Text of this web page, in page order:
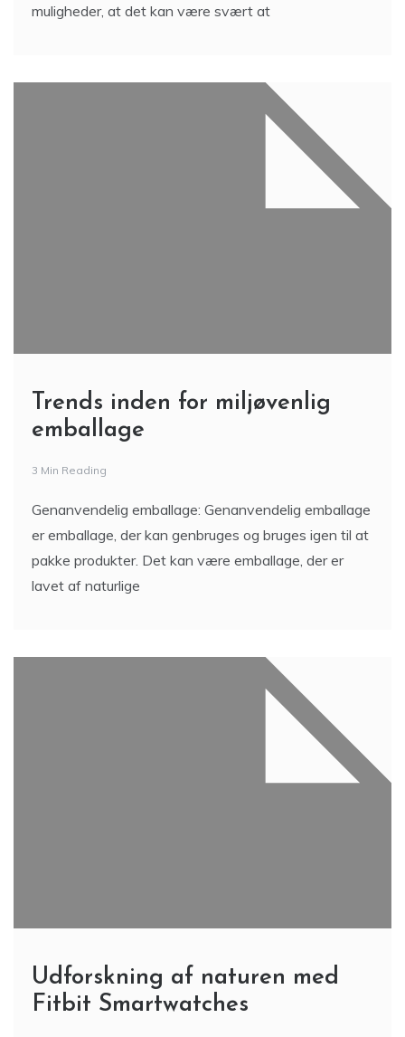
muligheder, at det kan være svært at
Trends inden for miljøvenlig
emballage
3 Min Reading
Genanvendelig emballage: Genanvendelig emballage
er emballage, der kan genbruges og bruges igen til at
pakke produkter. Det kan være emballage, der er
lavet af naturlige
Udforskning af naturen med
Fitbit Smartwatches